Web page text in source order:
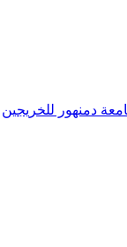
جامعة دمنهور للخريجين